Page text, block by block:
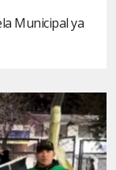
Municipal ya